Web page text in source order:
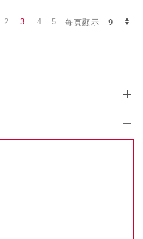
每頁顯示
2 3 4 5